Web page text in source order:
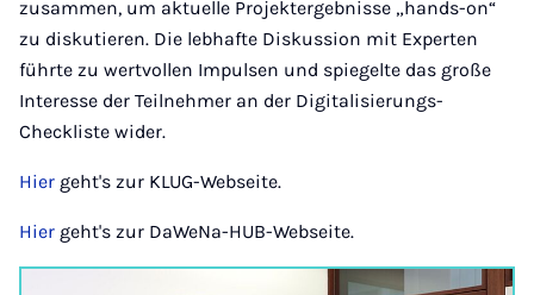
zusammen, um aktuelle Projektergebnisse „hands-on“
zu diskutieren. Die lebhafte Diskussion mit Experten
führte zu wertvollen Impulsen und spiegelte das große
Interesse der Teilnehmer an der Digitalisierungs-
Checkliste wider.
Hier geht's zur KLUG-Webseite.
Hier geht's zur DaWeNa-HUB-Webseite.